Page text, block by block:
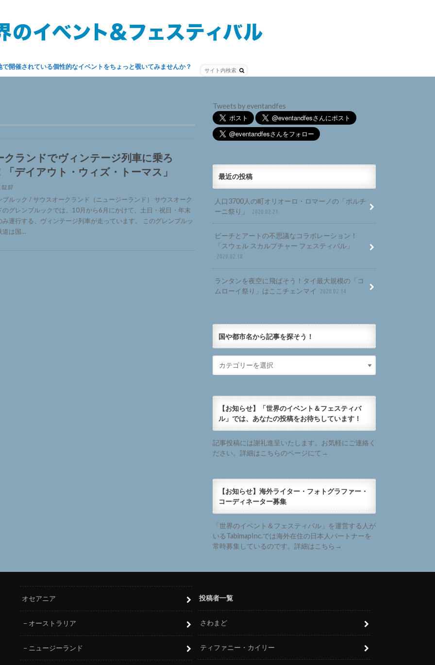
で開催されている個性的なイベントをちょっと覗いてみませんか？
クランドでヴィンテージ列車に乗ろ
「デイアウト・ウィズ・トーマス」
ブルック / サウスオークランド（ニュージーランド） サウスオーク
のグレンブルックでは、10月から6月にかけて、土日・祝日・年末
み運行する、ヴィンテージ列車が走っています。 このグレンブルッ
道は国…
Tweets by eventandfes
最近の投稿
人口3700人の町オリオーロ・ロマーノの「ポルチ
ーニ祭り」
2020.02.21
ビーチとアートの不思議なコラボレーション！
「スウェル スカルプチャー フェスティバル」
2020.02.18
ランタンを夜空に飛ばそう！タイ最大規模の「コ
ムローイ祭り」はここチェンマイ
2020.02.14
国や都市名から記事を探そう！
【お知らせ】「世界のイベント＆フェスティバ
ル」では、あなたの投稿をお待ちしています！
記事投稿には謝礼進呈いたします。お気軽にご連絡く
ださい。詳細はこちらのページにて→
【お知らせ】海外ライター・フォトグラファー・
コーディネーター募集
「世界のイベント＆フェスティバル」を運営する人が
いるTabimapInc.では海外在住の日本人パートナーを
常時募集しているのです。詳細はこちら→
オセアニア
オーストラリア
ニュージーランド
投稿者一覧
さわまど
ティファニー・カイリー